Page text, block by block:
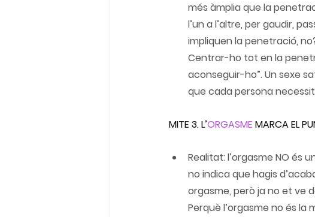
més àmplia que la
l’un a l’altre, per gaudir,
impliquen la penetració,
Centrar-ho tot en la
aconseguir-ho”. Un sexe
que cada persona
MITE 3. L’ORGASME MARCA EL
Realitat: l’orgasme NO és
no indica que hagis
orgasme, però ja no et ve
Perquè l’orgasme no és la